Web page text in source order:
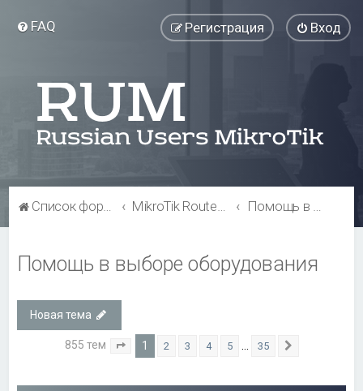
FAQ Вход
Регистрация
Список форумов MikroTik RouterBOARD Помощь в выборе оборудования
Помощь в выборе оборудования
Новая тема
855 тем Страница из 35
1 2 3 4 5 35